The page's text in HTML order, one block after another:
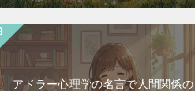
アドラー心理学の名言で人間関係の